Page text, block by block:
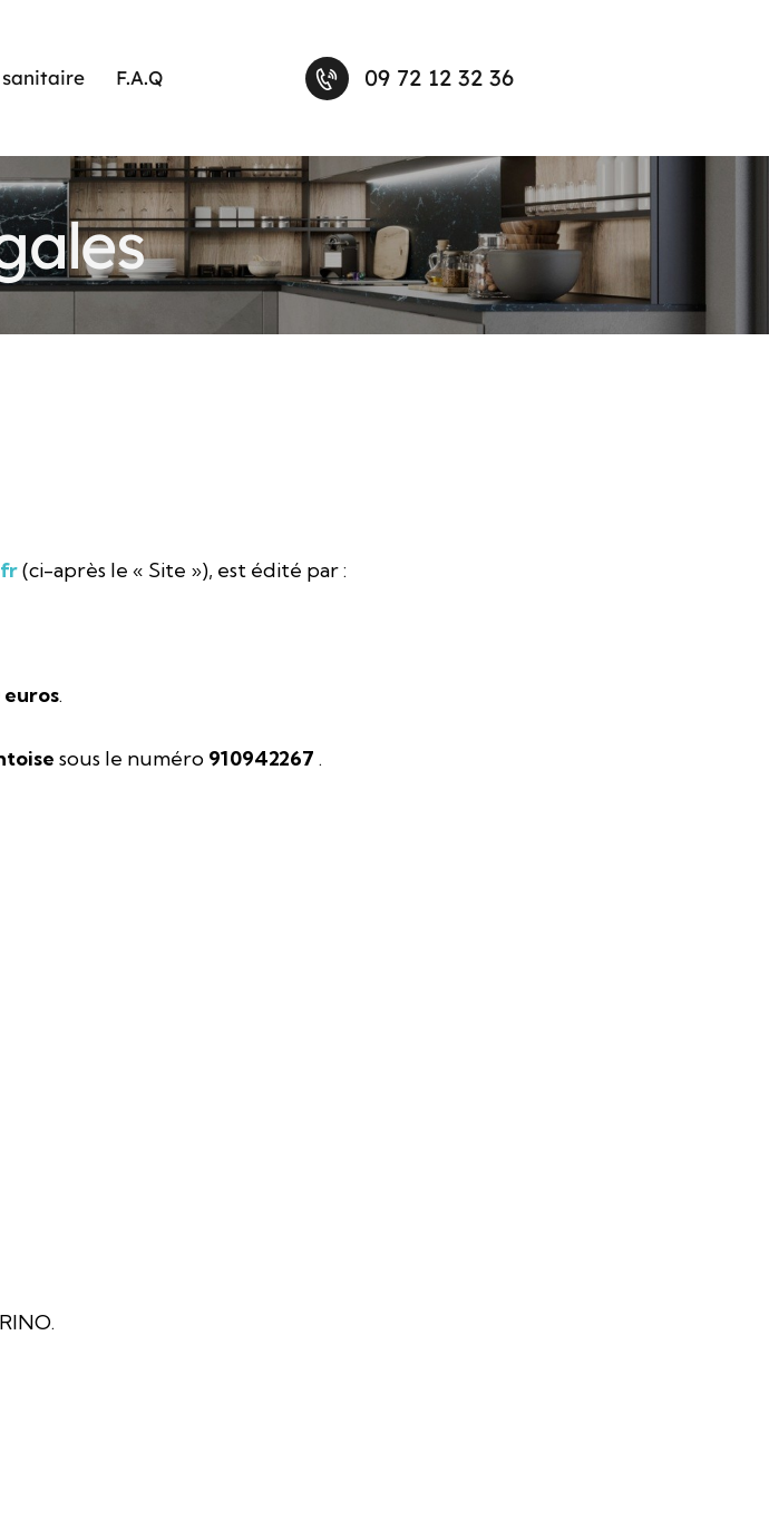
F.A.Q 09 72 12 32 36
(ci-après le « Site »), est édité par :
euros.
sous le numéro 910942267 .